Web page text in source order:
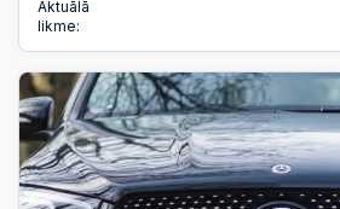
Aktuālā
likme: